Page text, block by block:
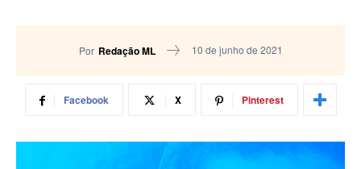
Por Redação ML 10 de junho de 2021
Facebook X Pinterest